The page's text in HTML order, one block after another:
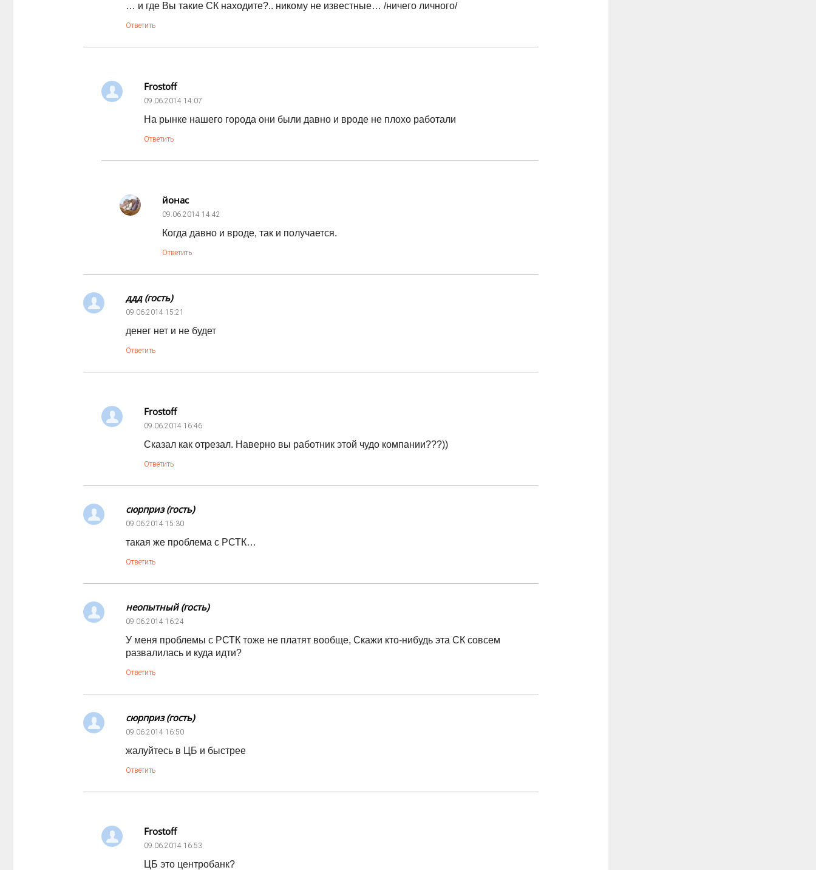
… и где Вы такие СК находите?.. никому не известные… /ничего личного/
Ответить
Frostoff
09.06.2014 14:07
На рынке нашего города они были давно и вроде не плохо работали
Ответить
йонас
09.06.2014 14:42
Когда давно и вроде, так и получается.
Ответить
ддд (гость)
09.06.2014 15:21
денег нет и не будет
Ответить
Frostoff
09.06.2014 16:46
Сказал как отрезал. Наверно вы работник этой чудо компании???))
Ответить
сюрприз (гость)
09.06.2014 15:30
такая же проблема с РСТК…
Ответить
неопытный (гость)
09.06.2014 16:24
У меня проблемы с РСТК тоже не платят вообще, Скажи кто-нибудь эта СК совсем
развалилась и куда идти?
Ответить
сюрприз (гость)
09.06.2014 16:50
жалуйтесь в ЦБ и быстрее
Ответить
Frostoff
09.06.2014 16:53
ЦБ это центробанк?